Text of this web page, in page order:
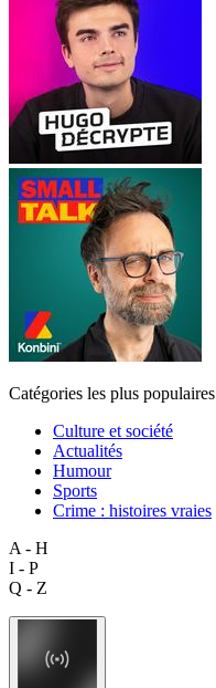
Catégories les plus populaires
Culture et société
Actualités
Humour
Sports
Crime : histoires vraies
A - H
I - P
Q - Z